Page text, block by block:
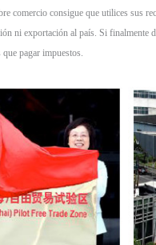
comercio consigue que utilices sus
ni exportación al país. Si finalmente
pagar impuestos.